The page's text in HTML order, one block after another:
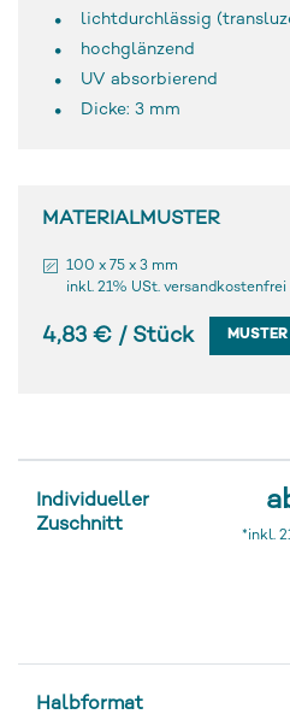
lichtdurchlässig
hochglänzend
UV absorbierend
Dicke: 3 mm
MATERIALMUSTER
100 x 75 x 3 mm
inkl. 21% USt. versandkostenfrei
4,83 € / Stück
Individueller
Zuschnitt
*inkl.
Halbformat